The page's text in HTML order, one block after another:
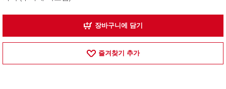
장바구니에 담기
즐겨찾기 추가